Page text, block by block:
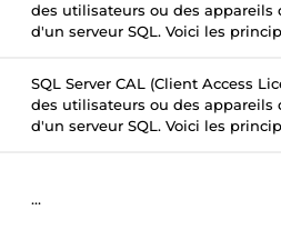
des utilisateurs ou des appareils
d'un serveur SQL. Voici les
SQL Server CAL (Client Access
des utilisateurs ou des appareils
d'un serveur SQL. Voici les
...